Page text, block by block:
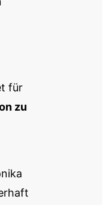
für
zu